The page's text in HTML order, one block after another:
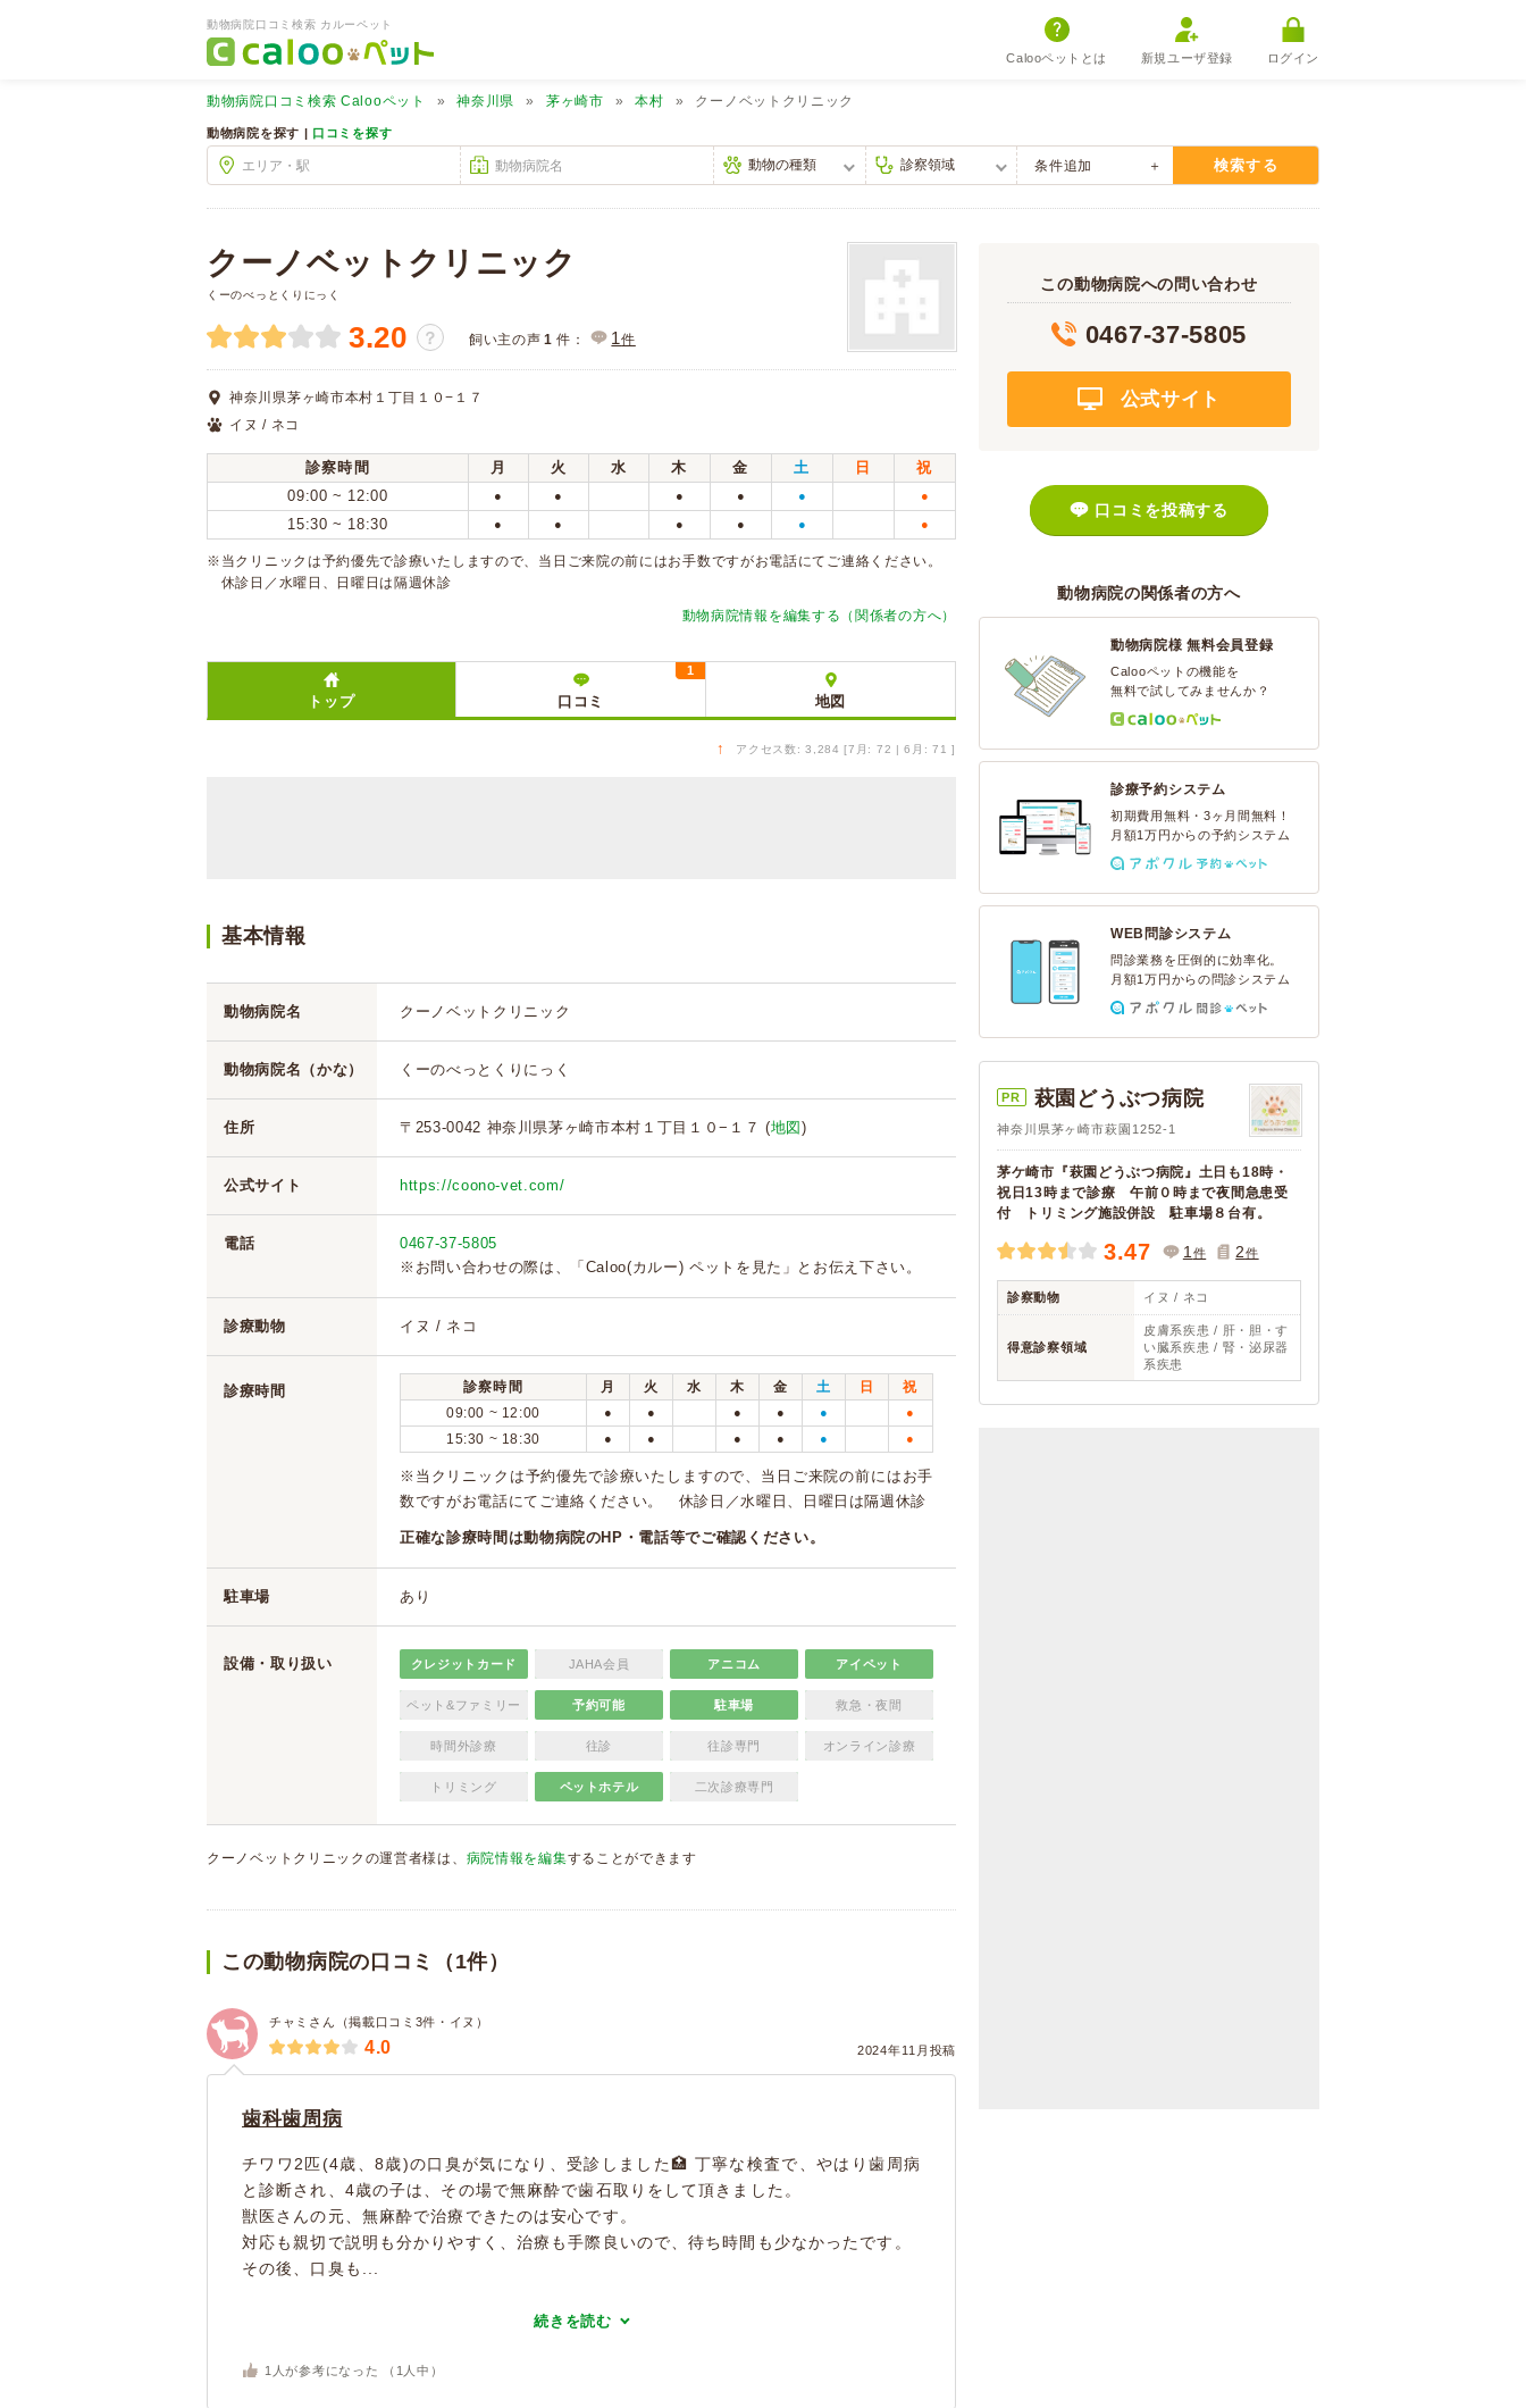
動物病院口コミ検索 カルーペット
Calooペットとは 新規ユーザ登録 ログイン
動物病院口コミ検索 Calooペット 神奈川県 茅ヶ崎市 本村 クーノベットクリニック
動物病院を探す | 口コミを探す
条件追加 検索する
クーノベットクリニック
くーのべっとくりにっく
3.20 ？ 飼い主の声 1 件： 1件
神奈川県茅ヶ崎市本村１丁目１０−１７
イヌ / ネコ
診察時間 月 火 水 木 金 土 日
祝
09:00 ~ 12:00
● ● ● ● ● ●
15:30 ~ 18:30 ● ● ● ● ● ●
※当クリニックは予約優先で診療いたしますので、当日ご来院の前にはお手数ですがお電話にてご連絡ください。
休診日／水曜日、日曜日は隔週休診
動物病院情報を編集する（関係者の方へ）
トップ 口コミ
1
地図
↑ アクセス数: 3,284 [7月: 72 | 6月: 71 ]
基本情報
動物病院名 クーノベットクリニック
動物病院名（かな） くーのべっとくりにっく
住所 〒253-0042 神奈川県茅ヶ崎市本村１丁目１０−１７ (地図 )
公式サイト https://coono-vet.com/
電話
0467-37-5805
※お問い合わせの際は、「Caloo(カルー) ペットを見た」とお伝え下さい。
診療動物 イヌ / ネコ
診療時間 診察時間 月 火 水 木 金 土 日
祝
09:00 ~ 12:00
● ● ● ● ● ●
15:30 ~ 18:30 ● ● ● ● ● ●
※当クリニックは予約優先で診療いたしますので、当日ご来院の前にはお手
数ですがお電話にてご連絡ください。 休診日／水曜日、日曜日は隔週休診
正確な診療時間は動物病院のHP・電話等でご確認ください。
駐車場 あり
設備・取り扱い クレジットカード JAHA会員 アニコム アイペット
ペット&ファミリー 予約可能 駐車場 救急・夜間
時間外診療 往診 往診専門 オンライン診療
トリミング ペットホテル 二次診療専門
クーノベットクリニックの運営者様は、 病院情報を編集することができます
この動物病院の口コミ（1件）
チャミさん（掲載口コミ3件・イヌ）
2024年11月投稿
4.0
歯科歯周病
チワワ2匹(4歳、8歳)の口臭が気になり、受診しました🏥 丁寧な検査で、やはり歯周病
と診断され、4歳の子は、その場で無麻酔で歯石取りをして頂きました。
獣医さんの元、無麻酔で治療できたのは安心です。
対応も親切で説明も分かりやすく、治療も手際良いので、待ち時間も少なかったです。
その後、口臭も...
続きを読む
1 人が参考になった （ 1 人中）
この動物病院への問い合わせ
0467-37-5805
公式サイト
口コミを投稿する
動物病院の関係者の方へ
動物病院様 無料会員登録
Calooペットの機能を
無料で試してみませんか？
診療予約システム
初期費用無料・3ヶ月間無料！
月額1万円からの予約システム
WEB問診システム
問診業務を圧倒的に効率化。
月額1万円からの問診システム
PR 萩園どうぶつ病院
神奈川県茅ヶ崎市萩園1252-1
茅ケ崎市『萩園どうぶつ病院』土日も18時・
祝日13時まで診療 午前０時まで夜間急患受
付 トリミング施設併設 駐車場８台有。
3.47 1 件 2件
診察動物 イヌ / ネコ
得意診察領域
皮膚系疾患 / 肝・胆・す
い臓系疾患 / 腎・泌尿器
系疾患